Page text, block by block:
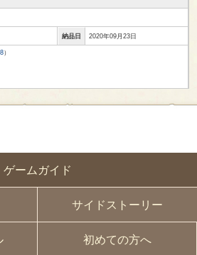
ゲームガイド
サイドストーリー
初めての方へ
納品日 2020年09月23日
）